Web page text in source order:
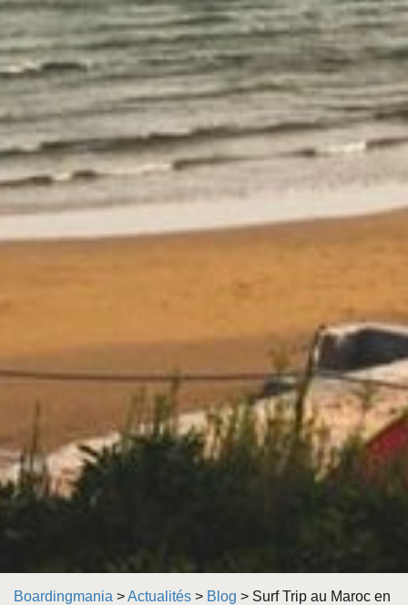
Boardingmania >Actualités > Blog > Surf Trip au Maroc en